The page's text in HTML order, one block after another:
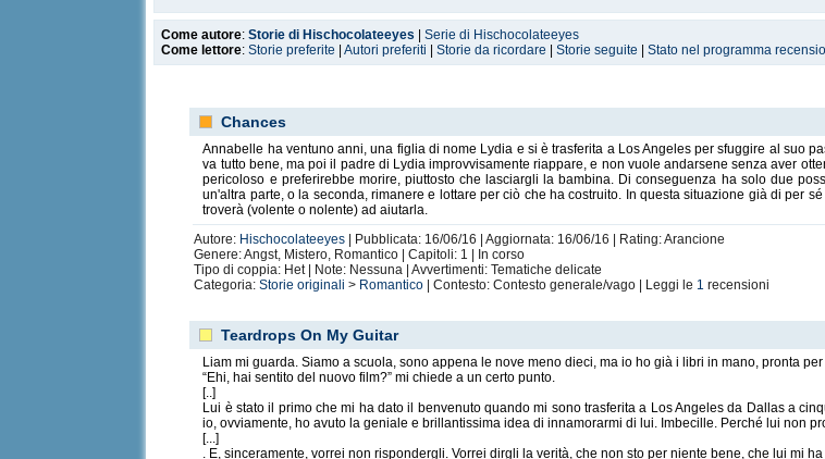
Come autore:Storie di Hischocolateeyes |Serie di Hischocolateeyes
Come lettore:Storie preferite |Autori preferiti |Storie da ricordare |Storie seguite |Stato nel programma
Chances
Annabelle ha ventuno anni, una figlia di nome Lydia e si è trasferita a Los Angeles per sfuggire al suo
va tutto bene, ma poi il padre di Lydia improvvisamente riappare, e non vuole andarsene senza aver
pericoloso e preferirebbe morire, piuttosto che lasciargli la bambina. Di conseguenza ha solo due
un'altra parte, o la seconda, rimanere e lottare per ciò che ha costruito. In questa situazione già di per
troverà (volente o nolente) ad aiutarla.
Autore: Hischocolateeyes | Pubblicata: 16/06/16 | Aggiornata: 16/06/16 | Rating: Arancione
Genere: Angst, Mistero, Romantico | Capitoli: 1 | In corso
Tipo di coppia: Het | Note: Nessuna | Avvertimenti: Tematiche delicate
Categoria:Storie originali > Romantico | Contesto: Contesto generale/vago | Leggi le 1 recensioni
Teardrops On My Guitar
Liam mi guarda. Siamo a scuola, sono appena le nove meno dieci, ma io ho già i libri in mano, pronta
“Ehi, hai sentito del nuovo film?” mi chiede a un certo punto.
[..]
Lui è stato il primo che mi ha dato il benvenuto quando mi sono trasferita a Los Angeles da Dallas a
io, ovviamente, ho avuto la geniale e brillantissima idea di innamorarmi di lui. Imbecille. Perché lui non
[...]
. E, sinceramente, vorrei non rispondergli. Vorrei dirgli la verità, che non sto per niente bene, che lui mi